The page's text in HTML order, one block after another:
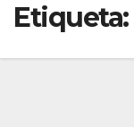
Etiqueta: